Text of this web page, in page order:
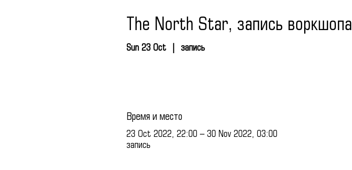
The North Star, запись воркшопа
Sun 23 Oct
  |
запись
Время и место
23 Oct 2022, 22:00 – 30 Nov 2022, 03:00
запись